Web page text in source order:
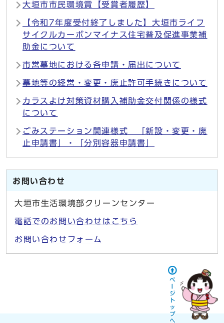
大垣市市民環境賞【受賞者履歴】
【令和7年度受付終了しました】大垣市ライフ
サイクルカーボンマイナス住宅普及促進事業補
助金について
市営墓地における各申請・届出について
墓地等の経営・変更・廃止許可手続きについて
カラスよけ対策資材購入補助金交付関係の様式
について
ごみステーション関連様式 「新設・変更・廃
止申請書」・「分別容器申請書」
お問い合わせ
大垣市生活環境部クリーンセンター
電話でのお問い合わせはこちら
お問い合わせフォーム